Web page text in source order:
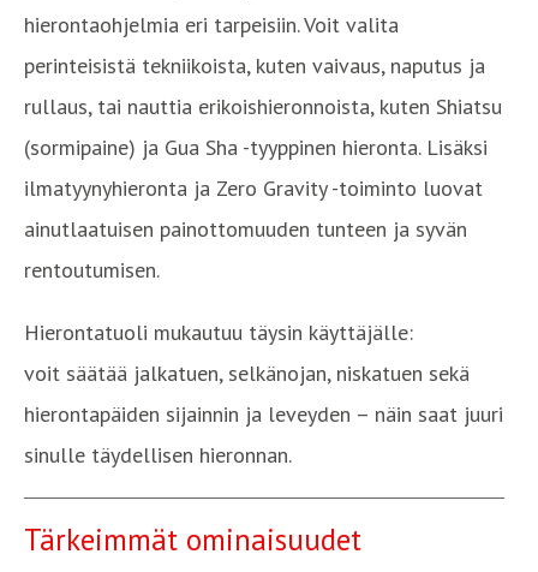
hierontaohjelmia eri tarpeisiin. Voit valita
perinteisistä tekniikoista, kuten vaivaus, naputus ja
rullaus, tai nauttia erikoishieronnoista, kuten Shiatsu
(sormipaine) ja Gua Sha -tyyppinen hieronta. Lisäksi
ilmatyynyhieronta ja Zero Gravity -toiminto luovat
ainutlaatuisen painottomuuden tunteen ja syvän
rentoutumisen.
Hierontatuoli mukautuu täysin käyttäjälle:
voit säätää jalkatuen, selkänojan, niskatuen sekä
hierontapäiden sijainnin ja leveyden – näin saat juuri
sinulle täydellisen hieronnan.
Tärkeimmät ominaisuudet